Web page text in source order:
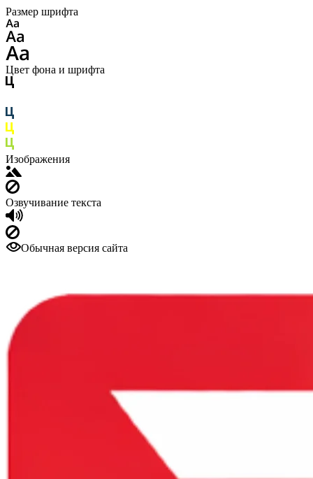
Размер шрифта
Цвет фона и шрифта
Изображения
Озвучивание текста
Обычная версия сайта